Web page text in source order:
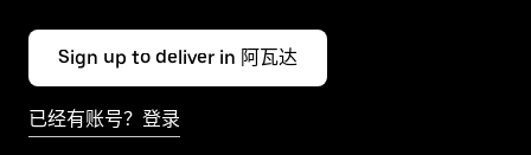
Sign up to deliver in 阿瓦达
已经有账号？登录